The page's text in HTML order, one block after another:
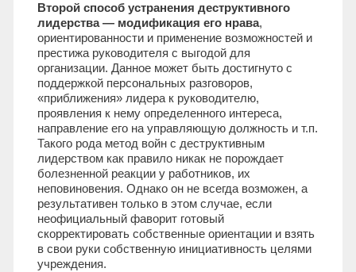
Второй способ устранения деструктивного
лидерства — модификация его нрава,
ориентированности и применение возможностей и
престижа руководителя с выгодой для
организации. Данное может быть достигнуто с
поддержкой персональных разговоров,
«приближения» лидера к руководителю,
проявления к нему определенного интереса,
направление его на управляющую должность и т.п.
Такого рода метод войн с деструктивным
лидерством как правило никак не порождает
болезненной реакции у работников, их
неповиновения. Однако он не всегда возможен, а
результативен только в этом случае, если
неофициальный фаворит готовый
скорректировать собственные ориентации и взять
в свои руки собственную инициативность целями
учреждения.